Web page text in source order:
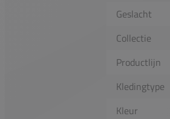
Geslacht
Collectie
Productlijn
Kledingtype
Kleur